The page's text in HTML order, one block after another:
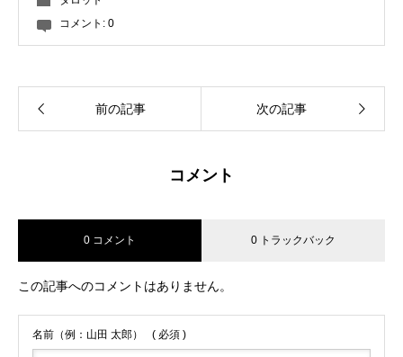
コメント: 0
前の記事 次の記事
コメント
0 コメント 0 トラックバック
この記事へのコメントはありません。
名前（例：山田 太郎） ( 必須 )